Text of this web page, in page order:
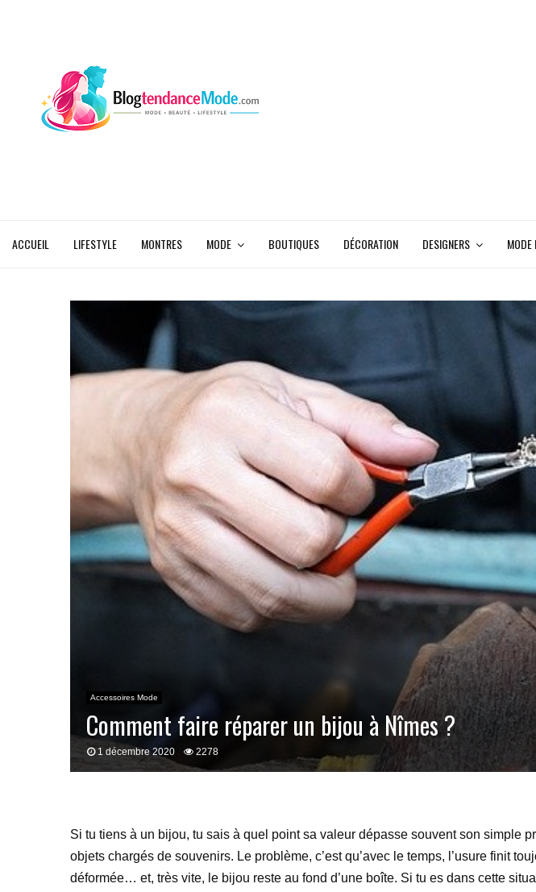
ACCUEIL LIFESTYLE MONTRES MODE BOUTIQUES DÉCORATION DESIGNERS MODE
Accessoires Mode
Comment faire réparer un bijou à Nîmes ?
1 décembre 2020 2278
Si tu tiens à un bijou, tu sais à quel point sa valeur dépasse souvent son simple
objets chargés de souvenirs. Le problème, c’est qu’avec le temps, l’usure finit
déformée… et, très vite, le bijou reste au fond d’une boîte. Si tu es dans cette